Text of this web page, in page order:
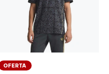
OFERTA